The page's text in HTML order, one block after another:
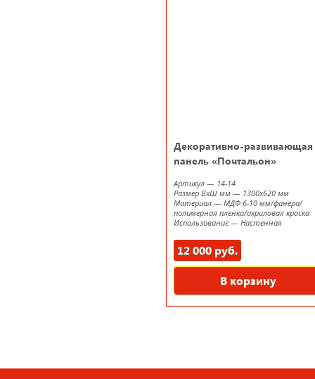
Декоративно-развивающая
панель «Почтальон»
Артикул — 14-14
Размер ВxШ мм — 1300х620 мм
Материал — МДФ 6-10 мм/фанера/
полимерная пленка/акриловая краска
Использование — Настенная
12 000 руб.
В корзину